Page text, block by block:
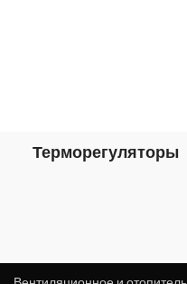
Терморегуляторы